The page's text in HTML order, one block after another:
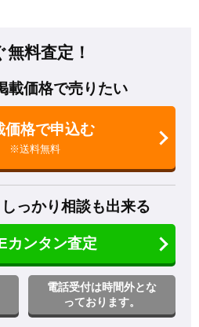
無料査定！
載価格で売りたい
価格で申込む
※送料無料
っかり相談も出来る
カンタン査定
電話受付は時間外とな
っております。